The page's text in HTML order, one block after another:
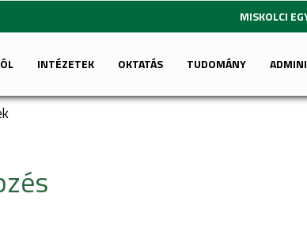
MISKOLCI
INTÉZETEK OKTATÁS TUDOMÁNY